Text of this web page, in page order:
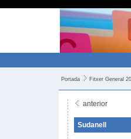
Portada Fitxer General
anterior
Sudanell